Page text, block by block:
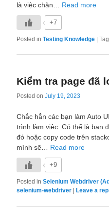
là việc chặn… Read more
+7
Posted in Testing Knowledge |
Kiểm tra page đã
Posted onJuly 19, 2023
Chắc hẳn các bạn làm Auto
trình làm việc. Có thể là bạn
đó hoặc copy code trên
mình sẽ… Read more
+9
Posted in Selenium Webdriver
selenium-webdriver
Leave a